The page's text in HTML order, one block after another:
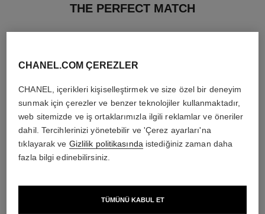
THE PERFECT MATCH
CHANEL.COM ÇEREZLER
CHANEL, içerikleri kişiselleştirmek ve size özel bir deneyim
sunmak için çerezler ve benzer teknolojiler kullanmaktadır,
web sitemizde ve iş ortaklarımızla ilgili reklamlar ve öneriler
dahil. Tercihlerinizi yönetebilir ve 'Çerez ayarları'na
tıklayarak ve Gizlilik politikasında istediğiniz zaman daha
fazla bilgi edinebilirsiniz.
TÜMÜNÜ KABUL ET